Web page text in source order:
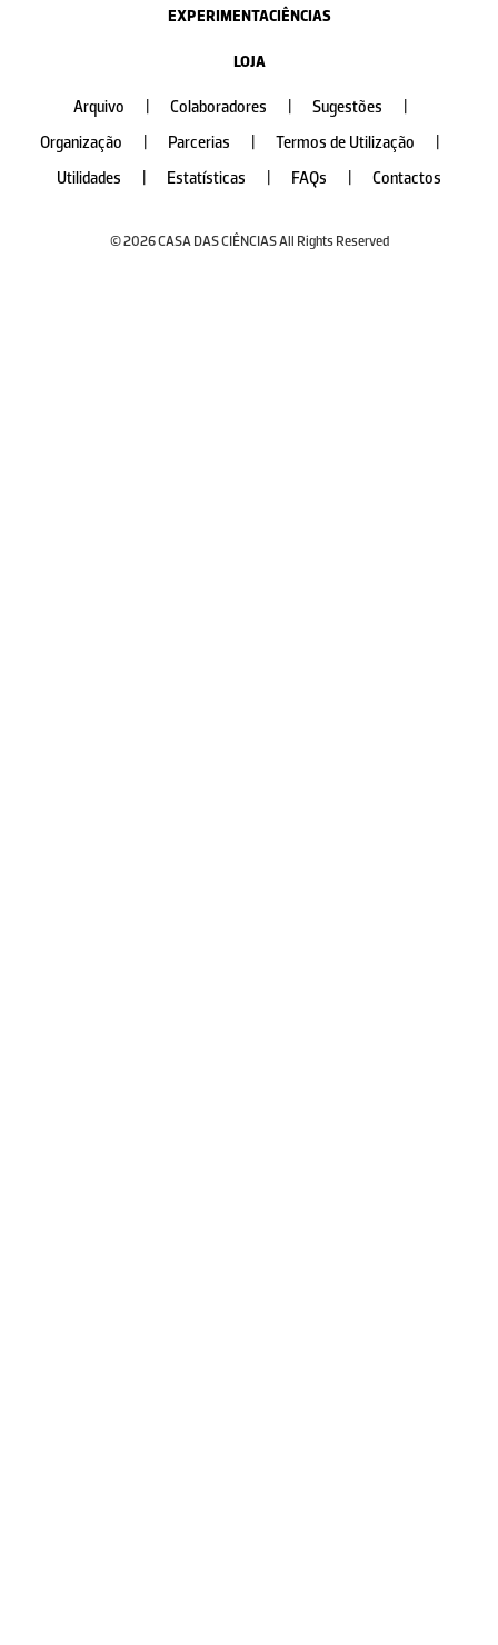
EXPERIMENTACIÊNCIAS
LOJA
Arquivo Colaboradores Sugestões
Organização
Parcerias Termos de Utilização
Utilidades
Estatísticas FAQs Contactos
© 2026 CASA DAS CIÊNCIAS All Rights Reserved